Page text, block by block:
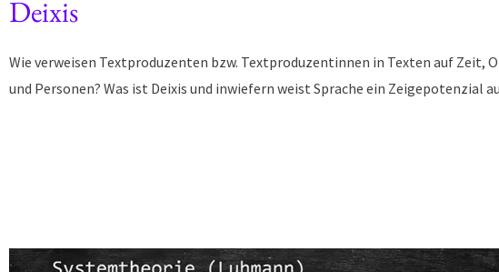
Deixis
Wie verweisen Textproduzenten bzw. Textproduzentinnen in Texten auf Zeit,
und Personen? Was ist Deixis und inwiefern weist Sprache ein Zeigepotenzial